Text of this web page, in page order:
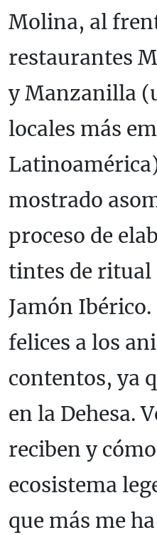
Molina, al
restaurantes
y Manzanilla
locales más
mostrado
proceso de
tintes de ritual
Jamón
felices a los
contentos, ya
en la Dehesa.
reciben y
ecosistema
que más me